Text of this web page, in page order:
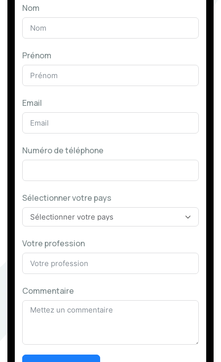
Nom
Prénom
Email
Numéro de téléphone
Sélectionner votre pays
Votre profession
Commentaire